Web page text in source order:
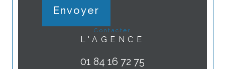
Envoyer
contacter
L'AGENCE
01 84 16 72 75